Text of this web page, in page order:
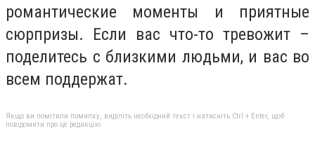
романтические моменты и приятные
сюрпризы. Если вас что-то тревожит –
поделитесь с близкими людьми, и вас во
всем поддержат.
Якщо ви помітили помилку, виділіть необхідний текст і натисніть Ctrl + Enter, щоб
повідомити про це редакцію